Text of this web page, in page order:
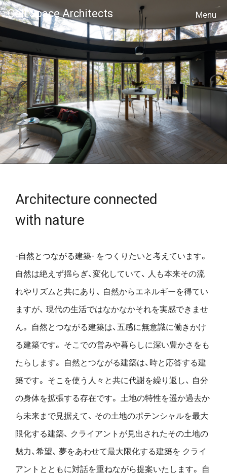
Cell Space Architects
MENU
Architecture connected
with nature
-自然とつながる建築- をつくりたいと考えています。
自然は絶えず揺らぎ、変化していて、
人も本来その流
れやリズムと共にあり、 自然からエネルギーを得てい
ますが、 現代の生活ではなかなかそれを実感できませ
ん。
自然とつながる建築は、五感に無意識に働きかけ
る建築です。 そこでの営みや暮らしに深い豊かさをも
たらします。
自然とつながる建築は、時と応答する建
築です。 そこを使う人々と共に代謝を繰り返し、 自分
の身体を拡張する存在です。 土地の特性を遥か過去か
ら未来まで見据えて、 その土地のポテンシャルを最大
限化する建築、 クライアントが見出されたその土地の
魅力、希望、 夢をあわせて最大限化する建築を クライ
アントとともに対話を重ねながら提案いたします。
自